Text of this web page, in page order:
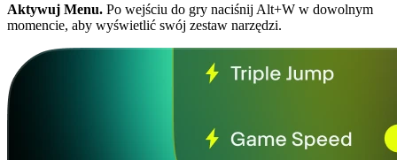
Aktywuj Menu. Po wejściu do gry naciśnij Alt+W w dowolnym
momencie, aby wyświetlić swój zestaw narzędzi.